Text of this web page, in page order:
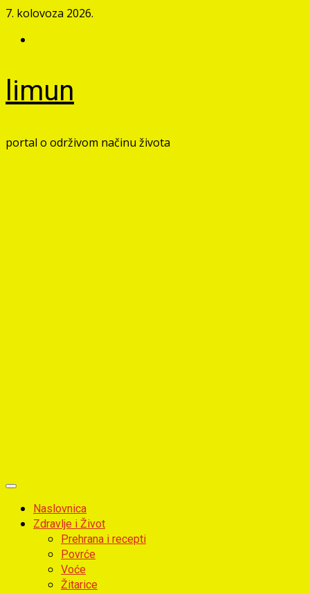
Skip
content
7. kolovoza 2026.
limun
portal o održivom načinu života
Primary
MenuNaslovnica
Zdravlje i Život
Prehrana i recepti
Povrće
Voće
Žitarice